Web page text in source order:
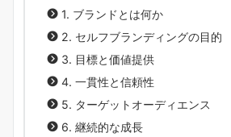
1. ブランドとは何か
2. セルフブランディングの目的
3. 目標と価値提供
4. 一貫性と信頼性
5. ターゲットオーディエンス
6. 継続的な成長